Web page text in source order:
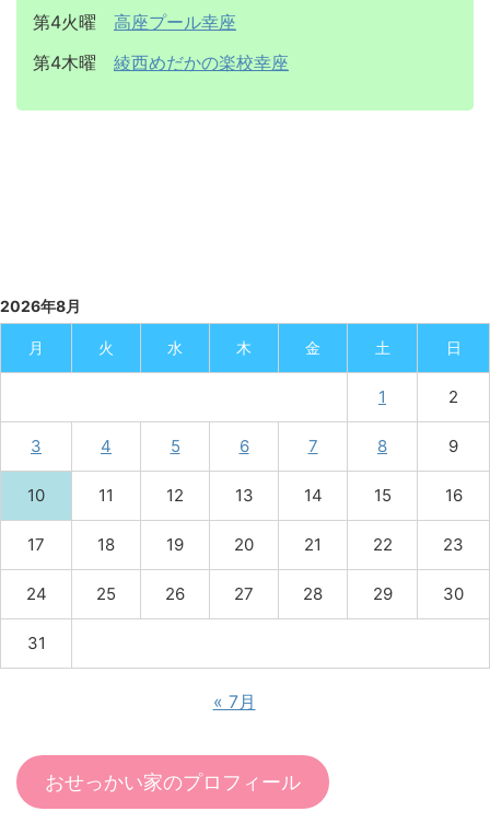
第4火曜 高座プール幸座
第4木曜 綾西めだかの楽校幸座
2026年8月
月 火 水 木 金 土 日
1 2
3 4 5 6 7 8 9
10 11 12 13 14 15 16
17 18 19 20 21 22 23
24 25 26 27 28 29 30
31
« 7月
おせっかい家のプロフィール